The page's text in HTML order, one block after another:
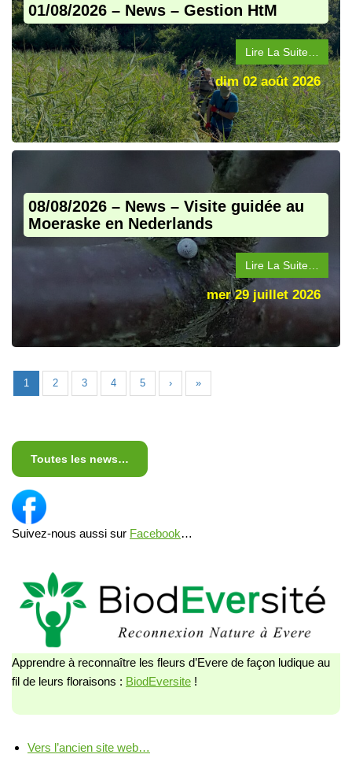
01/08/2026 – News – Gestion HtM
Lire La Suite…
dim 02 août 2026
08/08/2026 – News – Visite guidée au
Moeraske en Nederlands
Lire La Suite…
mer 29 juillet 2026
1 2 3 4 5 › »
Toutes les news…
Suivez-nous aussi sur Facebook…
Apprendre à reconnaître les fleurs d’Evere de façon ludique au
fil de leurs floraisons : BiodEversite !
Vers l’ancien site web…